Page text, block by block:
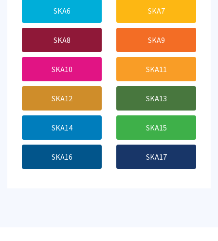
SKA6 SKA7
SKA8 SKA9
SKA10 SKA11
SKA12 SKA13
SKA14 SKA15
SKA16 SKA17